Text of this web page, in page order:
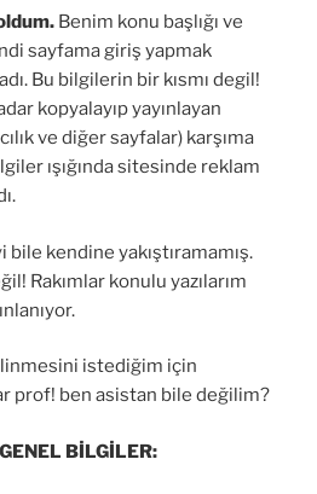
Benim konu başlığı ve
sayfama giriş yapmak
Bu bilgilerin bir kısmı degil!
kopyalayıp yayınlayan
ve diğer sayfalar) karşıma
ışığında sitesinde reklam
bile kendine yakıştıramamış.
Rakımlar konulu yazılarım
istediğim için
prof! ben asistan bile değilim?
BİLGİLER: